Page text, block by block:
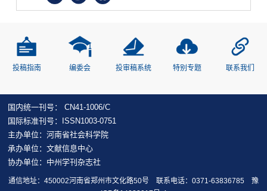
投稿指南 编委会 投审稿系统 特别专题 联系我们
国内统一刊号： CN41-1006/C
国际标准刊号：ISSN1003-0751
主办单位：河南省社会科学院
承办单位：文献信息中心
协办单位：中州学刊杂志社
通信地址：450002河南省郑州市文化路50号 联系电话：0371-63836785 豫